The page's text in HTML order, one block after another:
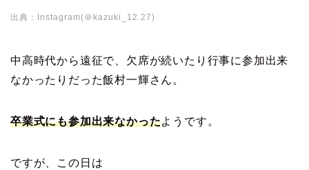
出典：Instagram(＠kazuki_12.27)
中高時代から遠征で、欠席が続いたり行事に参加出来
なかったりだった飯村一輝さん。
卒業式にも参加出来なかったようです。
ですが、この日は